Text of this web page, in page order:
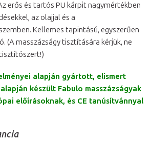
erős és tartós PU kárpit nagymértékben
az olajjal és a
Kellemes tapintású, egyszerűen
(A masszázságy tisztítására kérjük, ne
alapján gyártott, elismert
készült Fabulo masszázságyak
előírásoknak, és CE tanúsítvánnyal